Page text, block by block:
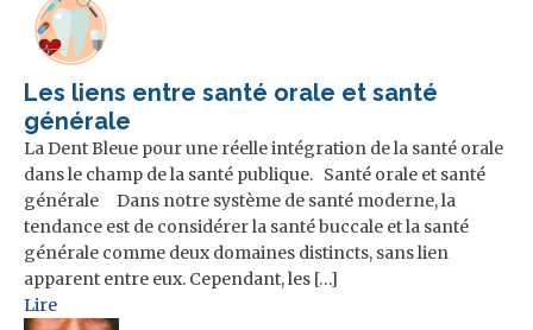
Les liens entre santé orale et santé
générale
La Dent Bleue pour une réelle intégration de la santé orale
dans le champ de la santé publique. Santé orale et santé
générale Dans notre système de santé moderne, la
tendance est de considérer la santé buccale et la santé
générale comme deux domaines distincts, sans lien
apparent entre eux. Cependant, les […]
Lire